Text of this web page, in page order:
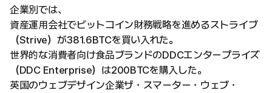
企業別では、
資産運用会社でビットコイン財務戦略を進めるストライブ
（Strive）が381.6BTCを買い入れた。
世界的な消費者向け食品ブランドのDDCエンタープライズ
（DDC Enterprise）は200BTCを購入した。
英国のウェブデザイン企業ザ・スマーター・ウェブ・